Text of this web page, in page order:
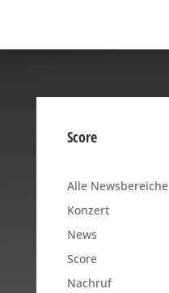
Score
Alle Newsbereiche
Konzert
News
Score
Nachruf